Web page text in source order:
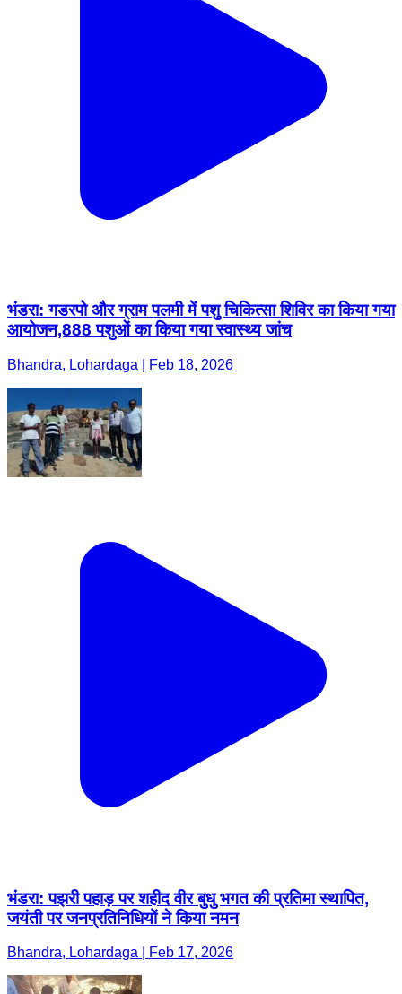
भंडरा: गडरपो और ग्राम पलमी में पशु चिकित्सा शिविर का किया गया
आयोजन,888 पशुओं का किया गया स्वास्थ्य जांच
Bhandra, Lohardaga | Feb 18, 2026
भंडरा: पझरी पहाड़ पर शहीद वीर बुधु भगत की प्रतिमा स्थापित,
जयंती पर जनप्रतिनिधियों ने किया नमन
Bhandra, Lohardaga | Feb 17, 2026